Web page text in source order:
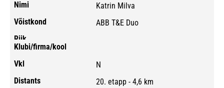
Katrin Milva
ABB T&E Duo
N
20. etapp - 4,6 km